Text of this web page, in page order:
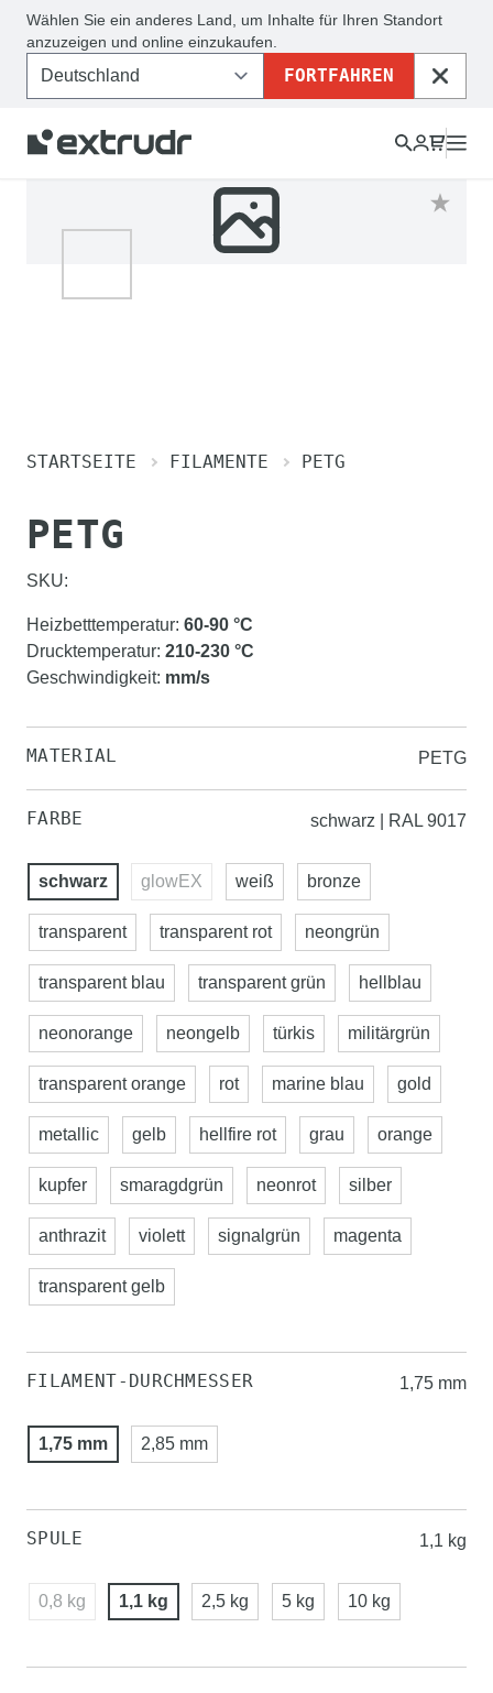
Wählen Sie ein anderes Land, um Inhalte für Ihren Standort
anzuzeigen und online einzukaufen.
FORTFAHREN
STARTSEITE FILAMENTE PETG
PETG
SKU:
Heizbetttemperatur: 60-90 °C
Drucktemperatur: 210-230 °C
Geschwindigkeit: mm/s
MATERIAL PETG
FARBE schwarz | RAL 9017
schwarz glowEX weiß bronze
transparent transparent rot neongrün
transparent blau transparent grün hellblau
neonorange neongelb türkis militärgrün
transparent orange rot marine blau gold
metallic gelb hellfire rot grau orange
kupfer smaragdgrün neonrot silber
anthrazit violett signalgrün magenta
transparent gelb
FILAMENT-DURCHMESSER 1,75 mm
1,75 mm 2,85 mm
SPULE 1,1 kg
0,8 kg 1,1 kg 2,5 kg 5 kg 10 kg